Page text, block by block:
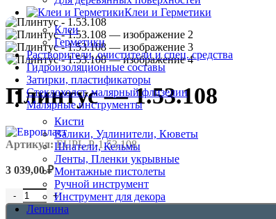
Клеи и Герметики
Клеи
Герметики
Растворители, очистители и спец. средства
Гидроизоляционные составы
Затирки, пластификаторы
Стеклохолст, малярный флизелин
Малярные инструменты
Кисти
Валики, Удлинители, Кюветы
Шпатели, Кельмы
Ленты, Пленки укрывные
Монтажные пистолеты
Ручной инструмент
Инструмент для декора
Лепнина
Плинтус — 1.53.108
Артикул:EUPL-P-1.53.108
3 039,00₽
Количество товара Плинтус - 1.53.108